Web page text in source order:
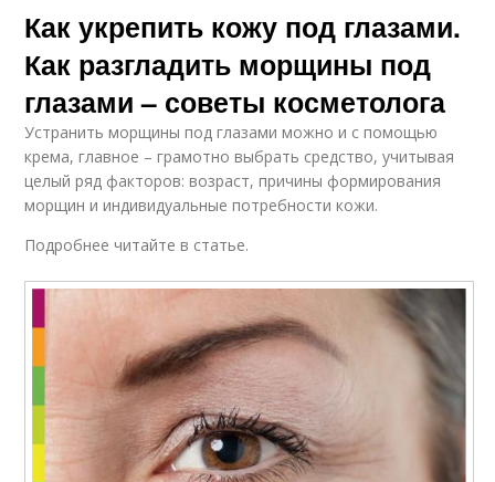
Как укрепить кожу под глазами.
Как разгладить морщины под
глазами – советы косметолога
Устранить морщины под глазами можно и с помощью
крема, главное – грамотно выбрать средство, учитывая
целый ряд факторов: возраст, причины формирования
морщин и индивидуальные потребности кожи.
Подробнее читайте в статье.